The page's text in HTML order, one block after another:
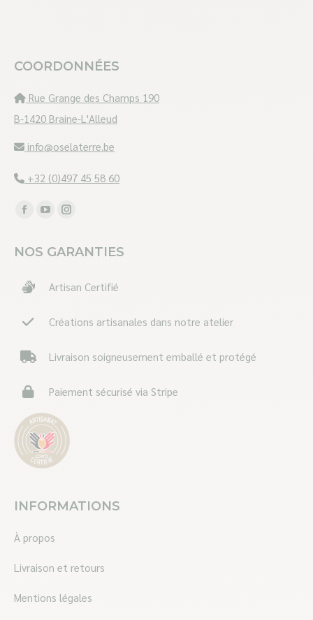
COORDONNÉES
Rue Grange des Champs 190
B-1420 Braine-L'Alleud
info@oselaterre.be
+32 (0)497 45 58 60
Trouvez nous sur :
Facebook
opens
new
YouTube
opens
new
Instagram
opens
new
NOS GARANTIES
Artisan Certifié
Créations artisanales dans notre atelier
Livraison soigneusement emballé et protégé
Paiement sécurisé via Stripe
INFORMATIONS
À propos
Livraison et retours
Mentions légales